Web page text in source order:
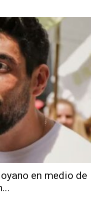
en medio de